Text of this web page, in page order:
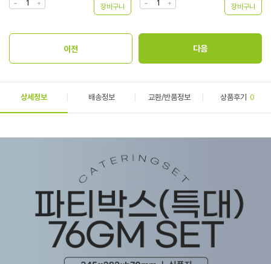
상세정보 배송정보 교환/반품정보 상품후기 0